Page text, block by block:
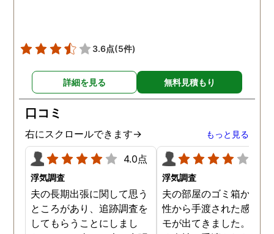
3.6点(5件)
詳細を見る 無料見積もり
口コミ
右にスクロールできます→ もっと見る
4.0点
浮気調査
夫の長期出張に関して思う
ところがあり、追跡調査を
してもらうことにしまし
浮気調査
夫の部屋のゴミ箱から、
性から手渡された感じの
モが出てきました。おそ